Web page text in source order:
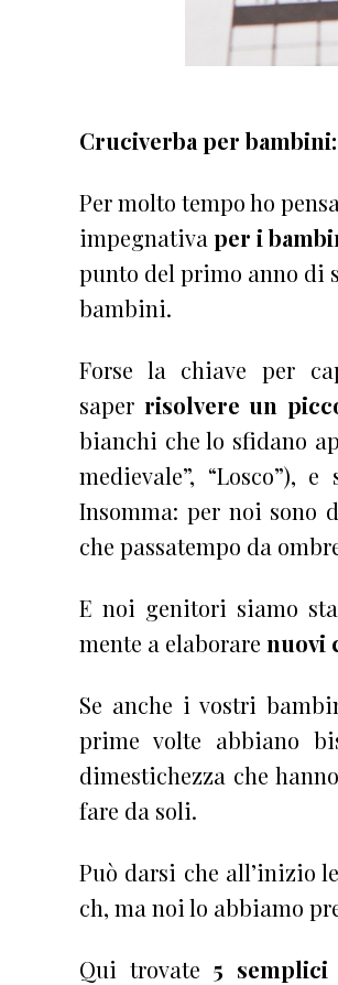
Cruciverba per
Per molto tempo ho
impegnativa per i
punto del primo anno di
bambini.
Forse la chiave per
saper risolvere un
bianchi che lo sfidano
medievale”, “Losco”),
Insomma: per noi sono
che passatempo da
E noi genitori siamo
mente a elaborare nuovi
Se anche i vostri
prime volte abbiano
dimestichezza che
fare da soli.
Può darsi che all’inizio
ch, ma noi lo abbiamo
Qui trovate 5 semplici